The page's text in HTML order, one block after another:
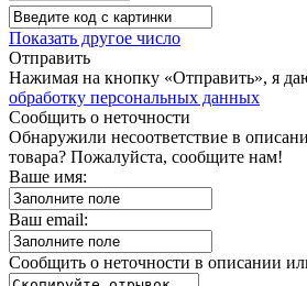
Показать другое число
Отправить
Нажимая на кнопку «Отправить», я
обработку персональных данных
Сообщить о неточности
Обнаружили несоответствие в
товара? Пожалуйста, сообщите нам!
Ваше имя:
Ваш email:
Сообщить о неточности в описании